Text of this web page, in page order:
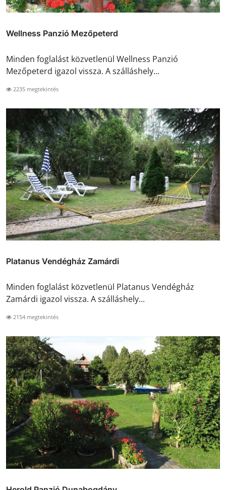
Wellness Panzió Mezőpeterd
Minden foglalást közvetlenül Wellness Panzió
Mezőpeterd igazol vissza. A szálláshely...
2235 megtekintés
Platanus Vendégház Zamárdi
Minden foglalást közvetlenül Platanus Vendégház
Zamárdi igazol vissza. A szálláshely...
2154 megtekintés